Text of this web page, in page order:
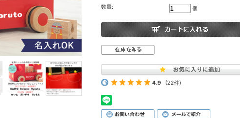
数量:
個
4.9 (22件)